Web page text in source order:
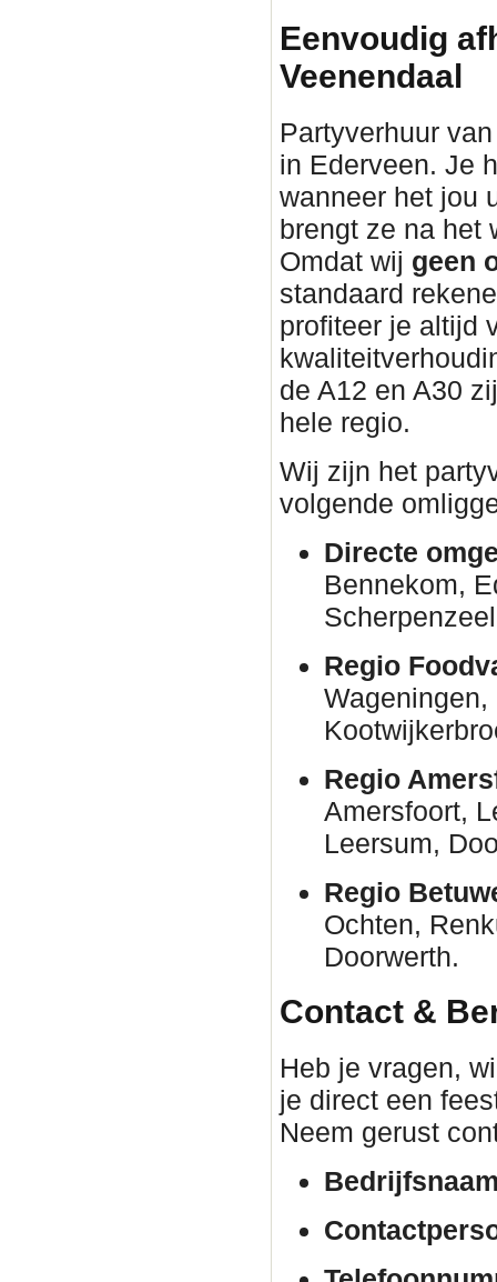
Eenvoudig
Veenendaal
Partyverhuur
in Ederveen. Je
wanneer het jou
brengt ze na het
Omdat wij geen
standaard
profiteer je altijd
de A12 en A30
hele regio.
Wij zijn het
volgende
Directe
Bennekom,
Regio
Regio
Amersfoort,
Leersum,
Regio
Ochten,
Doorwerth.
Contact &
Heb je vragen,
je direct een
Neem gerust